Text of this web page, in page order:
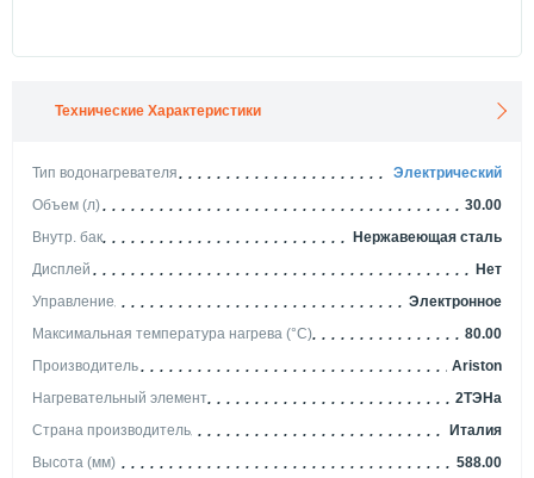
Технические Характеристики
Тип водонагревателя
Электрический
Объем (л)
30.00
Внутр. бак
Нержавеющая сталь
Дисплей
Нет
Управление
Электронное
Максимальная температура нагрева (°С)
80.00
Производитель
Ariston
Нагревательный элемент
2ТЭНа
Страна производитель
Италия
Высота (мм)
588.00